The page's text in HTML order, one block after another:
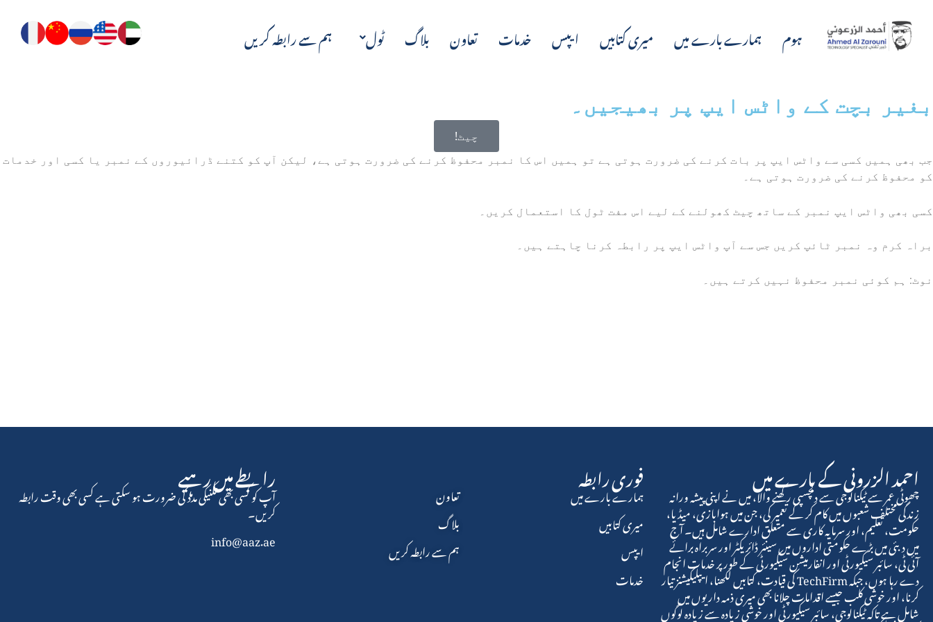
جائیں۔
ہوم ہمارے بارے میں میری کتابیں ایپس خدمات تعاون بلاگ ٹول ہم سے رابطہ کریں
بغیر بچت کے واٹس ایپ پر بھیجیں۔
چیٹ!
جب بھی ہمیں کسی سے واٹس ایپ پر بات کرنے کی ضرورت ہوتی ہے تو ہمیں اس کا نمبر محفوظ کرنے کی ضرورت ہوتی ہے، لیکن آپ کو کتنے ڈرائیوروں کے نمبر یا کسی اور خدمات
کو محفوظ کرنے کی ضرورت ہوتی ہے۔
کسی بھی واٹس ایپ نمبر کے ساتھ چیٹ کھولنے کے لیے اس مفت ٹول کا استعمال کریں۔
براہ کرم وہ نمبر ٹائپ کریں جس سے آپ واٹس ایپ پر رابطہ کرنا چاہتے ہیں۔
نوٹ: ہم کوئی نمبر محفوظ نہیں کرتے ہیں۔
احمد الزرونی کے بارے میں
چھوٹی عمر سے ٹیکنالوجی سے دلچسپی رکھنے والا، میں نے اپنی پیشہ ورانہ
زندگی مختلف شعبوں میں کام کر کے تعمیر کی، جن میں ہوابازی، میڈیا،
حکومت، تعلیم، اور سرمایہ کاری سے متعلق ادارے شامل ہیں۔ آج
میں دبئی میں بڑے حکومتی اداروں میں سینئر ڈائریکٹر اور سربراہ برائے
آئی ٹی، سائبر سیکیورٹی اور انفارمیشن سیکیورٹی کے طور پر خدمات انجام
دے رہا ہوں، جبکہ TechFirm کی قیادت، کتابیں لکھنا، ایپلیکیشنز تیار
کرنا، اور خوشی کلب جیسے اقدامات چلانا بھی میری ذمہ داریوں میں
شامل ہے تاکہ ٹیکنالوجی، سائبر سیکیورٹی اور خوشی زیادہ سے زیادہ لوگوں
فوری رابطہ
ہمارے بارے میں
میری کتابیں
ایپس
خدمات
تعاون
بلاگ
ہم سے رابطہ کریں
رابطے میں رہیے
آپ کو کسی بھی تکنیکی مدد کی ضرورت ہو سکتی ہے کسی بھی وقت رابطہ
کریں۔
info@aaz.ae